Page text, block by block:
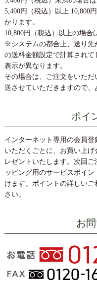
5,400円（税込）以上 10,800
かります。
10,800円（税込）以上の場合
※システムの都合上、送り先
の送料金額設定で計算され
表示が異なります。
その場合は、ご注文をいた
送させていただきますので、
ポイ
インターネット専用の会員
いただくごとに、お買い上
レゼントいたします。次回
ッピング用のサービスポイ
けます。ポイントの詳しいご
さい。
お